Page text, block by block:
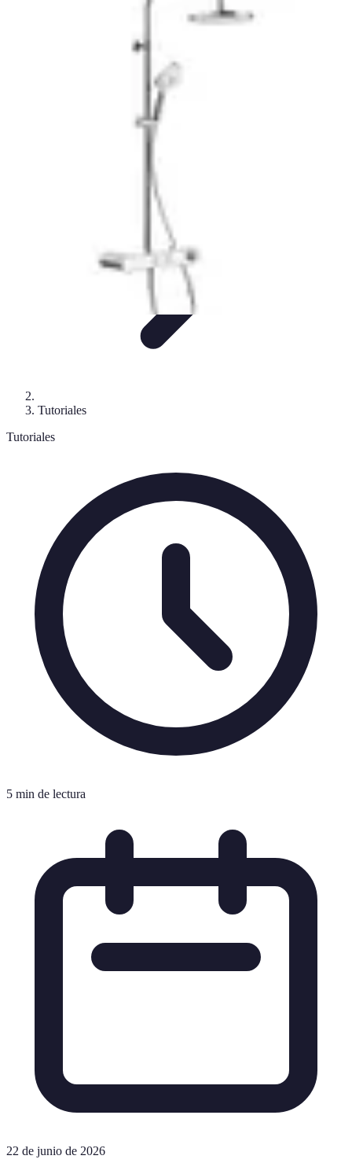
Guías y TutorialesConsejos de
Guía de CompraGuías de Compra
Tutoriales
Tutoriales
5 min de lectura
22 de junio de 2026